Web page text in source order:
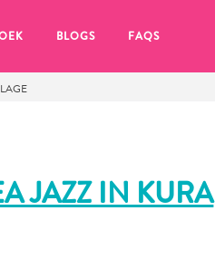
BLOGS FAQS
JAZZ IN KURA